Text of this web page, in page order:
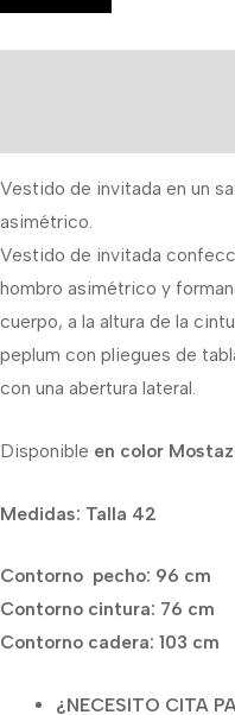
Vestido de invitada en un
asimétrico.
Vestido de invitada
hombro asimétrico y
cuerpo, a la altura de la
peplum con pliegues de
con una abertura lateral.
Disponible en color
Medidas: Talla 42
Contorno pecho: 96 cm
Contorno cintura: 76 cm
Contorno cadera: 103 cm
¿NECESITO CITA